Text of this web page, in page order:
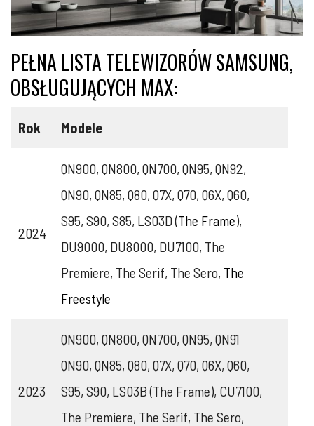
PEŁNA LISTA TELEWIZORÓW SAMSUNG,
OBSŁUGUJĄCYCH MAX:
Rok Modele
2024
QN900, QN800, QN700, QN95, QN92,
QN90, QN85, Q80, Q7X, Q70, Q6X, Q60,
S95, S90, S85, LS03D (The Frame),
DU9000, DU8000, DU7100, The
Premiere, The Serif, The Sero, The
Freestyle
2023
QN900, QN800, QN700, QN95, QN91
QN90, QN85, Q80, Q7X, Q70, Q6X, Q60,
S95, S90, LS03B (The Frame), CU7100,
The Premiere, The Serif, The Sero,